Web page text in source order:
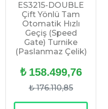
ES3215-DOUBLE
Çift Yönlü Tam
Otomatik Hızlı
Geçiş (Speed
Gate) Turnike
(Paslanmaz Çelik)
₺ 158.499,76
₺ 176.110,85